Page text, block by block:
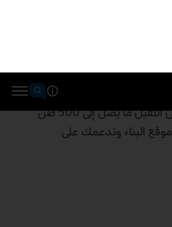
عندما تصبح صعبة: تنقل
شاحنة Arocs المخصصة للنقل الثقيل ما يصل إلى 500 طن
البناء وتدعمك على